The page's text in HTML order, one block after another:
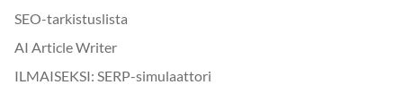
SEO-tarkistuslista
AI Article Writer
ILMAISEKSI: SERP-simulaattori